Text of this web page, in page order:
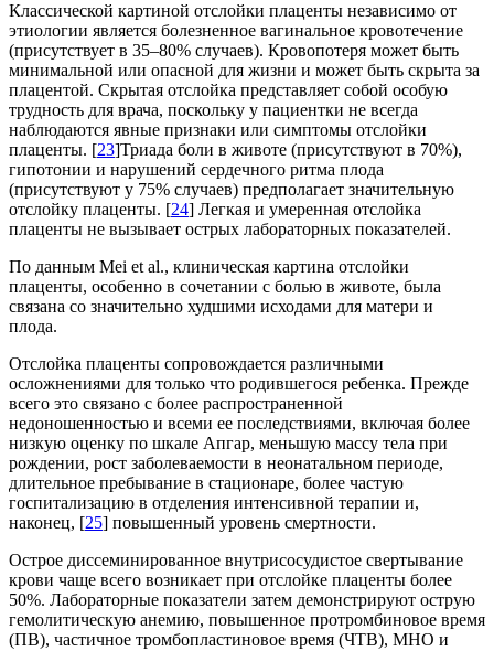
Классической картиной отслойки плаценты независимо от
этиологии является болезненное вагинальное кровотечение
(присутствует в 35–80% случаев). Кровопотеря может быть
минимальной или опасной для жизни и может быть скрыта за
плацентой. Скрытая отслойка представляет собой особую
трудность для врача, поскольку у пациентки не всегда
наблюдаются явные признаки или симптомы отслойки
плаценты. [23]Триада боли в животе (присутствуют в 70%),
гипотонии и нарушений сердечного ритма плода
(присутствуют у 75% случаев) предполагает значительную
отслойку плаценты. [24] Легкая и умеренная отслойка
плаценты не вызывает острых лабораторных показателей.
По данным Mei et al., клиническая картина отслойки
плаценты, особенно в сочетании с болью в животе, была
связана со значительно худшими исходами для матери и
плода.
Отслойка плаценты сопровождается различными
осложнениями для только что родившегося ребенка. Прежде
всего это связано с более распространенной
недоношенностью и всеми ее последствиями, включая более
низкую оценку по шкале Апгар, меньшую массу тела при
рождении, рост заболеваемости в неонатальном периоде,
длительное пребывание в стационаре, более частую
госпитализацию в отделения интенсивной терапии и,
наконец, [25] повышенный уровень смертности.
Острое диссеминированное внутрисосудистое свертывание
крови чаще всего возникает при отслойке плаценты более
50%. Лабораторные показатели затем демонстрируют острую
гемолитическую анемию, повышенное протромбиновое время
(ПВ), частичное тромбопластиновое время (ЧТВ), МНО и